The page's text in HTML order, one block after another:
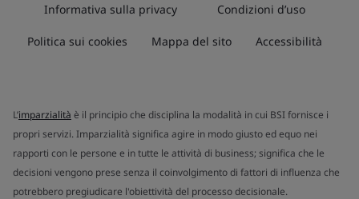
Informativa sulla privacy Condizioni d’uso
Politica sui cookies Mappa del sito Accessibilità
L’imparzialità è il principio che disciplina la modalità in cui BSI fornisce i
propri servizi. Imparzialità significa agire in modo giusto ed equo nei
rapporti con le persone e in tutte le attività di business; significa che le
decisioni vengono prese senza il coinvolgimento di fattori di influenza che
potrebbero pregiudicare l'obiettività del processo decisionale.